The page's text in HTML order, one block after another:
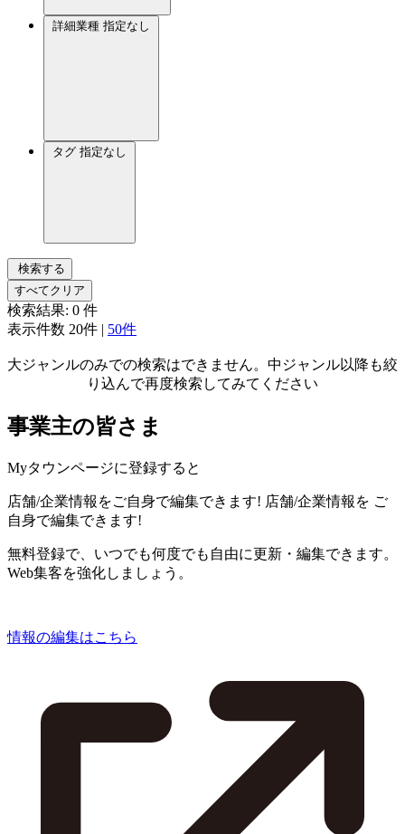
詳細業種 指定なし
タグ 指定なし
検索する
すべてクリア
検索結果: 0 件
表示件数 20件 | 50件
大ジャンルのみでの検索はできません。中ジャンル以降も絞
り込んで再度検索してみてください
事業主の皆さま
Myタウンページに登録すると
店舗/企業情報をご自身で編集できます! 店舗/企業情報を ご
自身で編集できます!
無料登録で、いつでも何度でも自由に更新・編集できます。
Web集客を強化しましょう。
情報の編集はこちら